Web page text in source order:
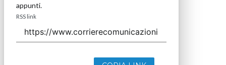
appunti.
RSS link